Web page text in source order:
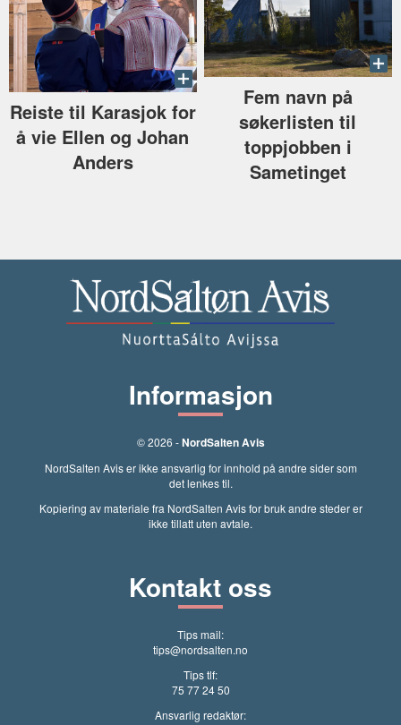
Reiste til Karasjok for
å vie Ellen og Johan
Anders
Fem navn på
søkerlisten til
toppjobben i
Sametinget
Informasjon
© 2026 -NordSalten Avis
NordSalten Avis er ikke ansvarlig for innhold på andre sider som
det lenkes til.
Kopiering av materiale fra NordSalten Avis for bruk andre steder er
ikke tillatt uten avtale.
Kontakt oss
Tips mail:
tips@nordsalten.no
Tips tlf:
75 77 24 50
Ansvarlig redaktør: